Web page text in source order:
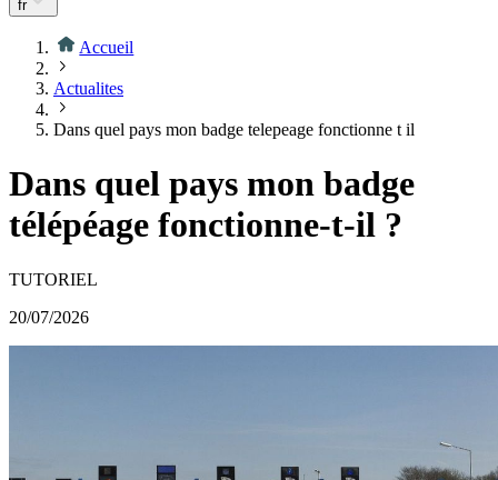
fr
Accueil
Actualites
Dans quel pays mon badge telepeage fonctionne t il
Dans quel pays mon badge
télépéage fonctionne-t-il ?
TUTORIEL
20/07/2026